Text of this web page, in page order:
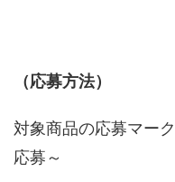
（応募方法）
対象商品の応募マー
応募～